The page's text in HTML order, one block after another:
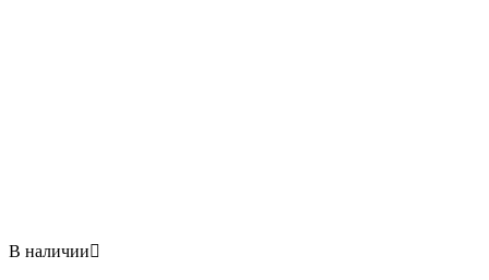
В наличии